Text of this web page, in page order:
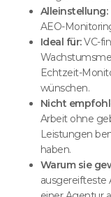
Alleinstellung:
AEO-
Ideal für:VC-
Echtzeit-
wünschen.
Nicht
Arbeit ohne
Leistungen
haben.
Warum sie
ausgereifteste